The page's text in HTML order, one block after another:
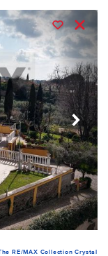
RE/MAX Collection Crystal